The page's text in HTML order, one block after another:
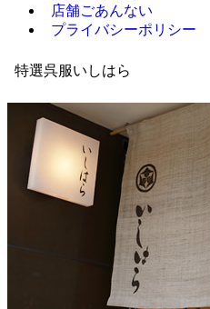
店舗ごあんない
プライバシーポリシー
特選呉服いしはら